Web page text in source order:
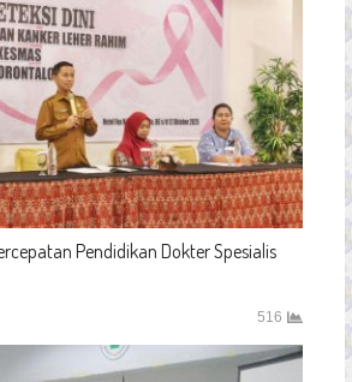
Pendidikan Dokter Spesialis
516